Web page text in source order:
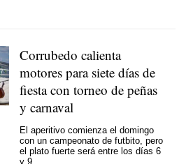
Corrubedo calienta
motores para siete días de
fiesta con torneo de peñas
y carnaval
El aperitivo comienza el domingo
con un campeonato de futbito, pero
el plato fuerte será entre los días 6
y 9